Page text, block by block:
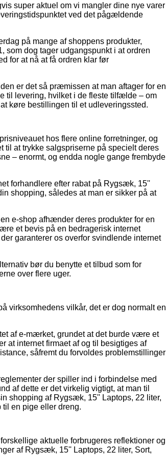
super aktuel om vi mangler dine nye varer
ved det pågældende
på mange af shoppens produkter,
som dog tager udgangspunkt i at ordren
for at nå at få ordren klar før
er det så præmissen at man aftager for en
til levering, hvilket i de fleste tilfælde – om
køre bestillingen til et udleveringssted.
hos flere online forretninger, og
til at trykke salgspriserne på specielt deres
– enormt, og endda nogle gange frembyde
forhandlere efter rabat på Rygsæk, 15''
shopping, således at man er sikker på at
e-shop afhænder deres produkter for en
et bevis på en bedragerisk internet
garanterer os overfor svindlende internet
bør du benytte et tilbud som for
over flere uger.
virksomhedens vilkår, det er dog normalt en
af e-mærket, grundet at det burde være et
at internet firmaet af og til besigtiges af
såfremt du forvoldes problemstillinger
der spiller ind i forbindelse med
af dette er det virkelig vigtigt, at man til
shopping af Rygsæk, 15'' Laptops, 22 liter,
en pige eller dreng.
aktuelle forbrugeres reflektioner og
af Rygsæk, 15'' Laptops, 22 liter, Sort,